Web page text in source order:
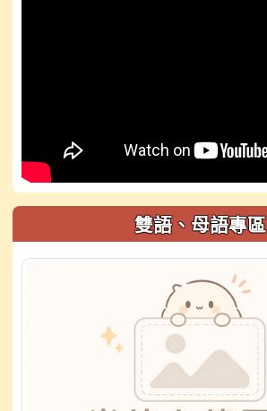
雙語、母語專區